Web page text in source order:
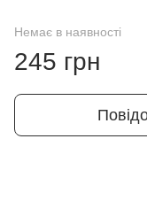
Немає в наявності
245 грн